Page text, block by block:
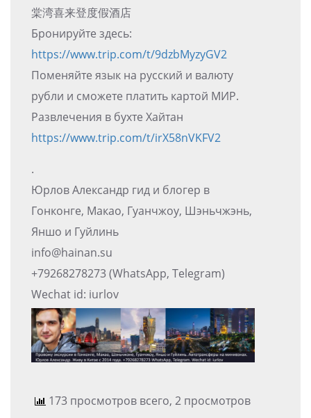
棠湾喜来登度假酒店
Бронируйте здесь:
https://www.trip.com/t/9dzbMyzyGV2
Поменяйте язык на русский и валюту
рубли и сможете платить картой МИР.
Развлечения в бухте Хайтан
https://www.trip.com/t/irX58nVKFV2
.
Юрлов Александр гид и блогер в
Гонконге, Макао, Гуанчжоу, Шэньчжэнь,
Яншо и Гуйлинь
info@hainan.su
+79268278273 (WhatsApp, Telegram)
Wechat id: iurlov
173 просмотров всего, 2 просмотров